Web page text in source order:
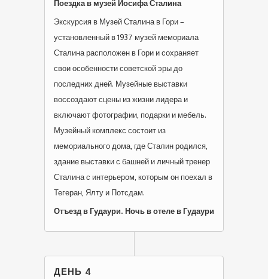
Поездка в музей Иосифа Сталина
Экскурсия в Музей Сталина в Гори –
установленный в 1937 музей мемориала
Сталина расположен в Гори и сохраняет
свои особенности советской эры до
последних дней. Музейные выставки
воссоздают сцены из жизни лидера и
включают фотографии, подарки и мебель.
Музейный комплекс состоит из
мемориального дома, где Сталин родился,
здание выставки с башней и личный тренер
Сталина с интерьером, которым он поехал в
Тегеран, Ялту и Потсдам.
Отъезд в Гудаури. Ночь в отеле в Гудаури
ДЕНЬ 4